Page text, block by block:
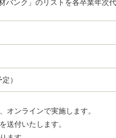
バンク」のリストを各卒業年次
）
ンラインで実施します。
送付いたします。